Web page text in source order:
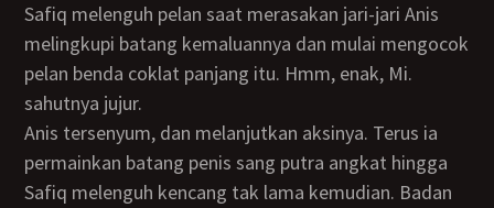
Safiq melenguh pelan saat merasakan jari-jari Anis
melingkupi batang kemaluannya dan mulai mengocok
pelan benda coklat panjang itu. Hmm, enak, Mi.
sahutnya jujur.
Anis tersenyum, dan melanjutkan aksinya. Terus ia
permainkan batang penis sang putra angkat hingga
Safiq melenguh kencang tak lama kemudian. Badan